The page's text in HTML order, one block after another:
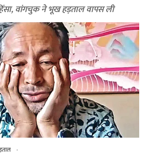
वांगचुक ने भूख हड़ताल वापस ली
-